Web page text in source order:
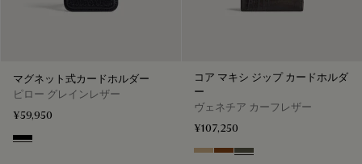
マグネット式カードホルダー
ピロー グレインレザー
¥59,950
Deep Black
コア マキシ ジップ カードホルダ
ー
ヴェネチア カーフレザー
¥107,250
Miraggio
Cacao Intenso
Selva Oscura